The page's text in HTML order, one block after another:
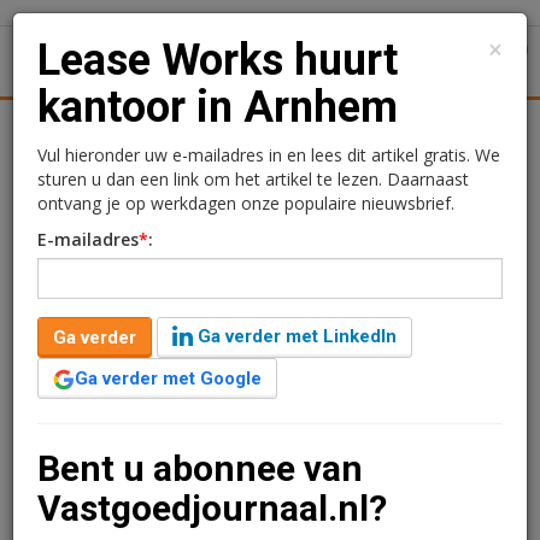
Lease Works huurt
kantoor in Arnhem
redactie
6 februari 2025 om 09:56
2 jaar geleden aangepast
1 minuut leestijd
De onderneming Lease Works heeft circa 100
Verder lezen?
×
Lease Works huurt
kantoor in Arnhem
Vul hieronder uw e-mailadres in en lees dit artikel gratis. We
sturen u dan een link om het artikel te lezen. Daarnaast
ontvang je op werkdagen onze populaire nieuwsbrief.
E-mailadres*:
Ga verder
Ga verder met LinkedIn
Ga verder met Google
Bent u abonnee van
Vastgoedjournaal.nl?